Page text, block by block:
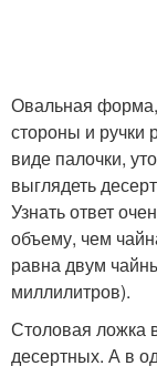
Овальная
стороны и ручки
виде палочки,
выглядеть
Узнать ответ
объему, чем
равна двум
миллилитров).
Столовая ложка
десертных. А в